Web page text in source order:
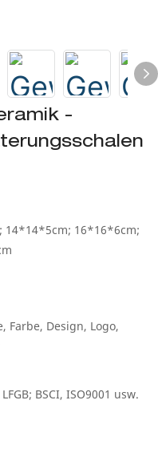
-
14*14*5cm; 16*16*6cm;
Farbe, Design, Logo,
BSCI, ISO9001 usw.